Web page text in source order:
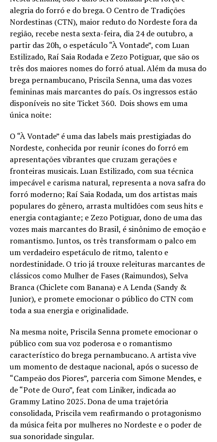
alegria do forró e do brega. O Centro de Tradições
Nordestinas (CTN), maior reduto do Nordeste fora da
região, recebe nesta sexta-feira, dia 24 de outubro, a
partir das 20h, o espetáculo “À Vontade”, com Luan
Estilizado, Raí Saia Rodada e Zezo Potiguar, que são os
três dos maiores nomes do forró atual. Além da musa do
brega pernambucano, Priscila Senna, uma das vozes
femininas mais marcantes do país. Os ingressos estão
disponíveis no site Ticket 360. Dois shows em uma
única noite:
O “À Vontade” é uma das labels mais prestigiadas do
Nordeste, conhecida por reunir ícones do forró em
apresentações vibrantes que cruzam gerações e
fronteiras musicais. Luan Estilizado, com sua técnica
impecável e carisma natural, representa a nova safra do
forró moderno; Raí Saia Rodada, um dos artistas mais
populares do gênero, arrasta multidões com seus hits e
energia contagiante; e Zezo Potiguar, dono de uma das
vozes mais marcantes do Brasil, é sinônimo de emoção e
romantismo. Juntos, os três transformam o palco em
um verdadeiro espetáculo de ritmo, talento e
nordestinidade. O trio já trouxe releituras marcantes de
clássicos como Mulher de Fases (Raimundos), Selva
Branca (Chiclete com Banana) e A Lenda (Sandy &
Junior), e promete emocionar o público do CTN com
toda a sua energia e originalidade.
Na mesma noite, Priscila Senna promete emocionar o
público com sua voz poderosa e o romantismo
característico do brega pernambucano. A artista vive
um momento de destaque nacional, após o sucesso de
“Campeão dos Piores”, parceria com Simone Mendes, e
de “Pote de Ouro”, feat com Liniker, indicada ao
Grammy Latino 2025. Dona de uma trajetória
consolidada, Priscila vem reafirmando o protagonismo
da música feita por mulheres no Nordeste e o poder de
sua sonoridade singular.